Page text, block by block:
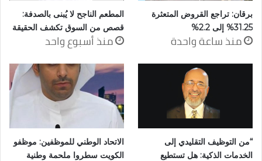
برقان: تراجع القروض المتعثرة
31.25% إلى 2.2%
منذ ساعة واحدة
المطعم الناجح لا يُبنى بالصدفة:
قصص من السوق تكشف الحقيقة
منذ أسبوع واحد
“من التوظيف التقليدي إلى
الخدمات الذكية: هل تستطيع
الاتحاد الوطني للموظفين: موظفو
الكويت سطروا ملحمة وطنية